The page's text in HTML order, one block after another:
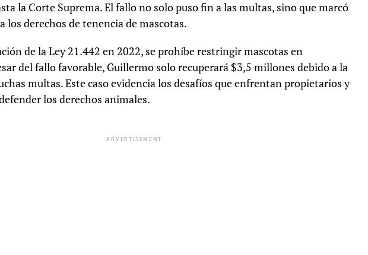
la Corte Suprema. El fallo no solo puso fin a las multas, sino que marcó
los derechos de tenencia de mascotas.
de la Ley 21.442 en 2022, se prohíbe restringir mascotas en
del fallo favorable, Guillermo solo recuperará $3,5 millones debido a la
multas. Este caso evidencia los desafíos que enfrentan propietarios y
los derechos animales.
ADVERTISEMENT